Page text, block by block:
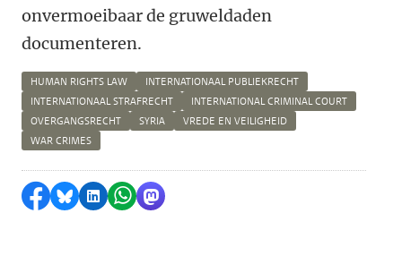
onvermoeibaar de gruweldaden
documenteren.
HUMAN RIGHTS LAW
INTERNATIONAAL PUBLIEKRECHT
INTERNATIONAAL STRAFRECHT
INTERNATIONAL CRIMINAL COURT
OVERGANGSRECHT
SYRIA
VREDE EN VEILIGHEID
WAR CRIMES
Delen op Facebook
Delen via Bluesky
Delen op LinkedIn
Delen via WhatsApp
Delen via Mastodon